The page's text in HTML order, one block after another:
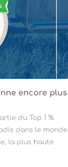
encore plus
du Top 1 %
dans le monde
la plus haute